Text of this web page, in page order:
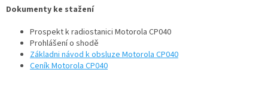
Dokumenty ke stažení
Prospekt k radiostanici Motorola CP040
Prohlášení o shodě
Základni návod k obsluze Motorola CP040
Ceník Motorola CP040